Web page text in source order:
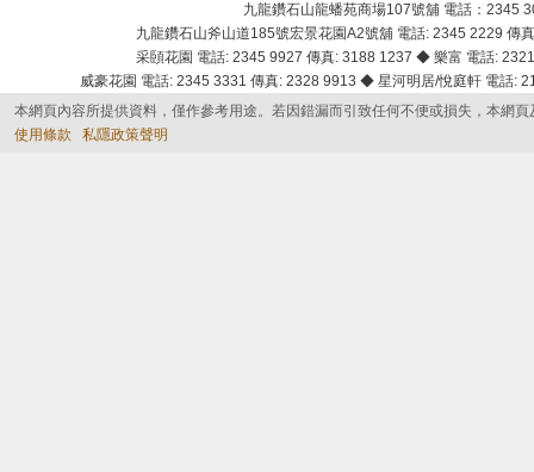
九龍鑽石山龍蟠苑商場107號舖 電話：2345
九龍鑽石山斧山道185號宏景花園A2號舖 電話: 2345 2229
采頣花園 電話: 2345 9927 傳真: 3188 1237 ◆ 樂富 電話:
威豪花園 電話: 2345 3331 傳真: 2328 9913 ◆ 星河明居/悅庭軒 電話
本網頁內容所提供資料，僅作參考用途。若因錯漏而引致任何不便或損失，本網
使用條款
私隱政策聲明